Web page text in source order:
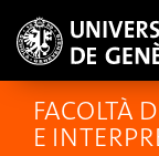
FACOLTÀ
E